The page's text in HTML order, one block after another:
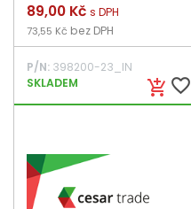
add_shopping_cart favorite_border
Cena
89,00 Kč s DPH
73,55 Kč bez DPH
P/N: 398200-23_IN
SKLADEM